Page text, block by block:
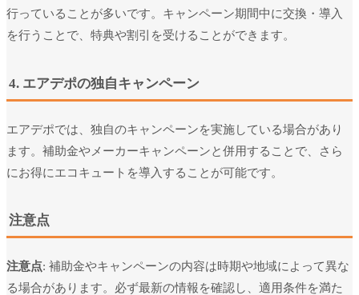
行っていることが多いです。キャンペーン期間中に交換・導入
を行うことで、特典や割引を受けることができます。
4. エアデポの独自キャンペーン
エアデポでは、独自のキャンペーンを実施している場合があり
ます。補助金やメーカーキャンペーンと併用することで、さら
にお得にエコキュートを導入することが可能です。
注意点
注意点: 補助金やキャンペーンの内容は時期や地域によって異な
る場合があります。必ず最新の情報を確認し、適用条件を満た